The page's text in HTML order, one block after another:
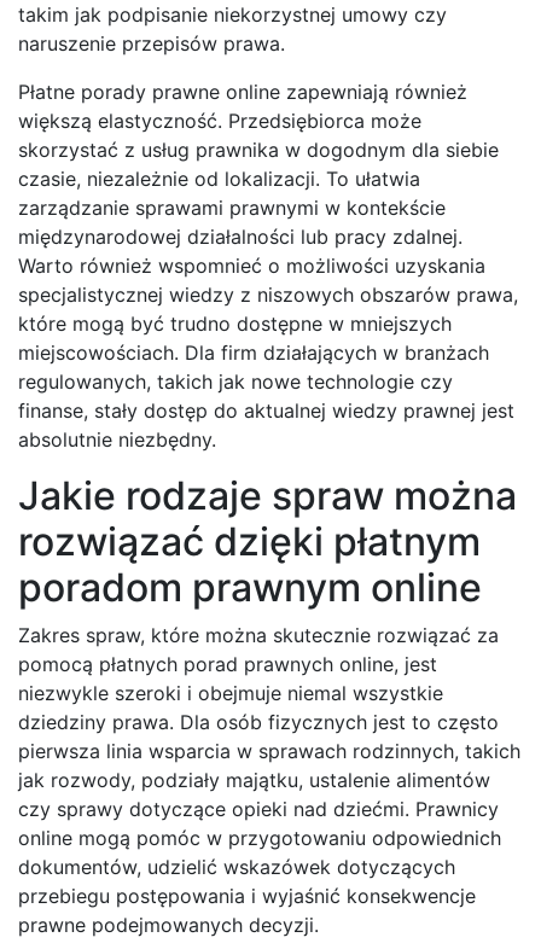
takim jak podpisanie niekorzystnej umowy czy
naruszenie przepisów prawa.
Płatne porady prawne online zapewniają również
większą elastyczność. Przedsiębiorca może
skorzystać z usług prawnika w dogodnym dla siebie
czasie, niezależnie od lokalizacji. To ułatwia
zarządzanie sprawami prawnymi w kontekście
międzynarodowej działalności lub pracy zdalnej.
Warto również wspomnieć o możliwości uzyskania
specjalistycznej wiedzy z niszowych obszarów prawa,
które mogą być trudno dostępne w mniejszych
miejscowościach. Dla firm działających w branżach
regulowanych, takich jak nowe technologie czy
finanse, stały dostęp do aktualnej wiedzy prawnej jest
absolutnie niezbędny.
Jakie rodzaje spraw można
rozwiązać dzięki płatnym
poradom prawnym online
Zakres spraw, które można skutecznie rozwiązać za
pomocą płatnych porad prawnych online, jest
niezwykle szeroki i obejmuje niemal wszystkie
dziedziny prawa. Dla osób fizycznych jest to często
pierwsza linia wsparcia w sprawach rodzinnych, takich
jak rozwody, podziały majątku, ustalenie alimentów
czy sprawy dotyczące opieki nad dziećmi. Prawnicy
online mogą pomóc w przygotowaniu odpowiednich
dokumentów, udzielić wskazówek dotyczących
przebiegu postępowania i wyjaśnić konsekwencje
prawne podejmowanych decyzji.